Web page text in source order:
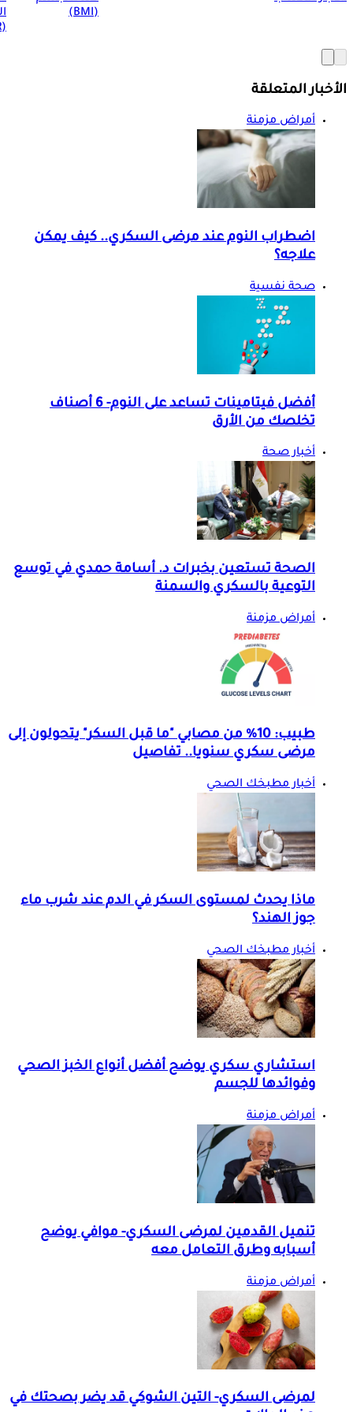
(BMI)
(BMR)
الأخبار المتعلقة
أمراض مزمنة
اضطراب النوم عند مرضى السكري.. كيف يمكن
علاجه؟
صحة نفسية
أفضل فيتامينات تساعد على النوم- 6 أصناف
تخلصك من الأرق
أخبار صحة
الصحة تستعين بخبرات د. أسامة حمدي في توسع
التوعية بالسكري والسمنة
أمراض مزمنة
طبيب: 10% من مصابي "ما قبل السكر" يتحولون إلى
مرضى سكري سنويا.. تفاصيل
أخبار مطبخك الصحي
ماذا يحدث لمستوى السكر في الدم عند شرب ماء
جوز الهند؟
أخبار مطبخك الصحي
استشاري سكري يوضح أفضل أنواع الخبز الصحي
وفوائدها للجسم
أمراض مزمنة
تنميل القدمين لمرضى السكري- موافي يوضح
أسبابه وطرق التعامل معه
أمراض مزمنة
لمرضى السكري- التين الشوكي قد يضر بصحتك في